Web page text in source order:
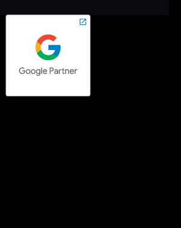
Contact opnemen